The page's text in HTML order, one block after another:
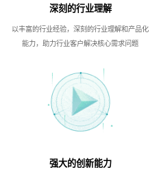
深刻的行业理解
以丰富的行业经验，深刻的行业理解和产品化
能力，助力行业客户解决核心需求问题
强大的创新能力